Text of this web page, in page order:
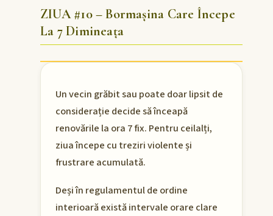
ZIUA #10 – Bormașina Care Începe
La 7 Dimineața
Un vecin grăbit sau poate doar lipsit de
considerație decide să înceapă
renovările la ora 7 fix. Pentru ceilalți,
ziua începe cu treziri violente și
frustrare acumulată.
Deși în regulamentul de ordine
interioară există intervale orare clare